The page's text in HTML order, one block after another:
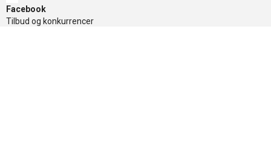
Facebook
Tilbud og konkurrencer